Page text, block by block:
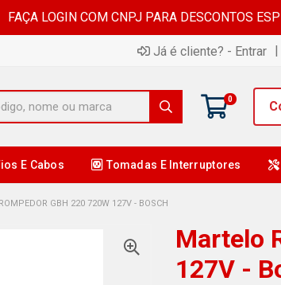
FAÇA LOGIN COM CNPJ PARA DESCONTOS
Já é cliente? - Entrar |
0
E Cabos Tomadas E Interruptores
GBH 220 720W 127V - BOSCH
Martelo
127V -